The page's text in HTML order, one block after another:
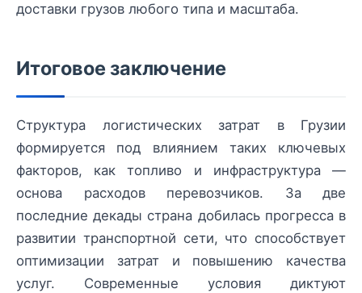
доставки грузов любого типа и масштаба.
Итоговое заключение
Структура логистических затрат в Грузии
формируется под влиянием таких ключевых
факторов, как топливо и инфраструктура —
основа расходов перевозчиков. За две
последние декады страна добилась прогресса в
развитии транспортной сети, что способствует
оптимизации затрат и повышению качества
услуг. Современные условия диктуют